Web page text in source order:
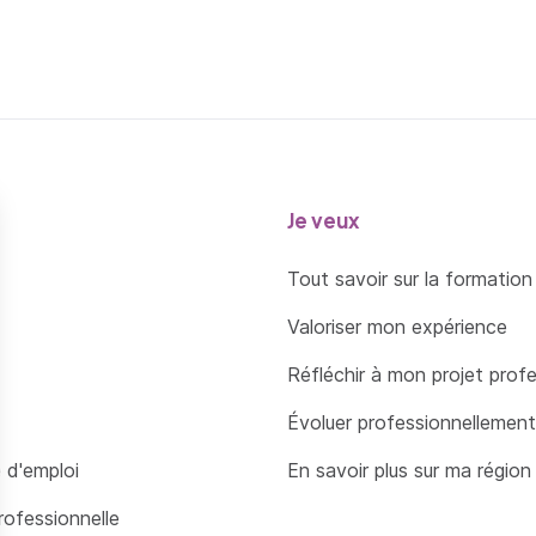
d'emploi
Je veux
Tout savoir sur la formation
Valoriser mon expérience
Réfléchir à mon projet
Évoluer professionnellement
En savoir plus sur ma région